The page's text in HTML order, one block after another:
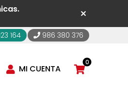
164 986 380 376
MI CUENTA
0